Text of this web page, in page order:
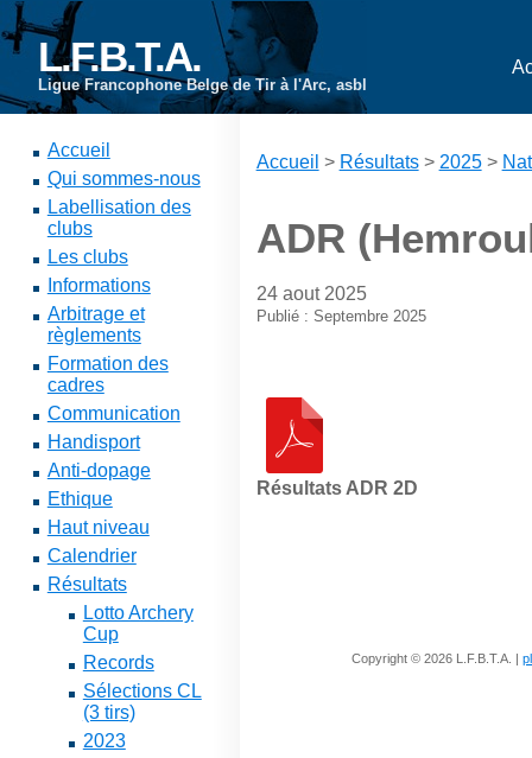
L.F.B.T.A.
Ligue Francophone Belge de Tir à l'Arc, asbl
Accueil
Qui sommes-nous
Labellisation des
clubs
Les clubs
Informations
Arbitrage et
règlements
Formation des
cadres
Communication
Handisport
Anti-dopage
Ethique
Haut niveau
Calendrier
Résultats
Lotto Archery
Cup
Records
Sélections CL
(3 tirs)
2023
Accueil > Résultats> 2025>
ADR
24 aout 2025
Publié : Septembre 2025
Résultats ADR 2D
Copyright © 2026 L.F.B.T.A. |